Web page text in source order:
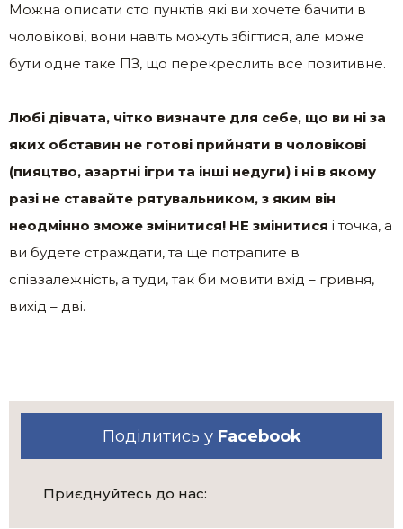
Можна описати сто пунктів які ви хочете бачити в
чоловікові, вони навіть можуть збігтися, але може
бути одне таке ПЗ, що перекреслить все позитивне.
Любі дівчата, чітко визначте для себе, що ви ні за
яких обставин не готові прийняти в чоловікові
(пияцтво, азартні ігри та інші недуги) і ні в якому
разі не ставайте рятувальником, з яким він
неодмінно зможе змінитися! НЕ змінитися і точка, а
ви будете страждати, та ще потрапите в
співзалежність, а туди, так би мовити вхід – гривня,
вихід – дві.
Поділитись у Facebook
Приєднуйтесь до нас: